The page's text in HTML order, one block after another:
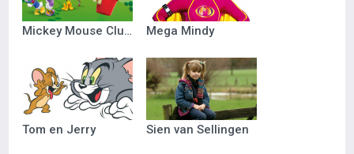
Mickey Mouse Clubhuis Mega Mindy
Tom en Jerry Sien van Sellingen